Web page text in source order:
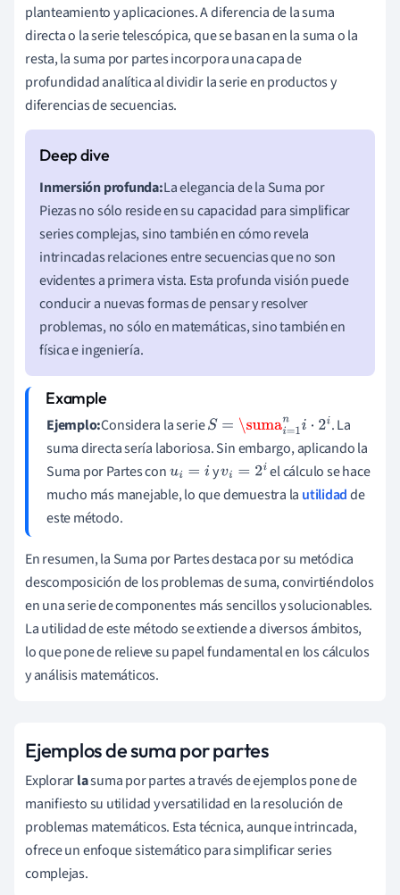
planteamiento y aplicaciones. A diferencia de la suma
directa o la serie telescópica, que se basan en la suma o la
resta, la suma por partes incorpora una capa de
profundidad analítica al dividir la serie en productos y
diferencias de secuencias.
Inmersión profunda:La elegancia de la Suma por
Piezas no sólo reside en su capacidad para simplificar
series complejas, sino también en cómo revela
intrincadas relaciones entre secuencias que no son
evidentes a primera vista. Esta profunda visión puede
conducir a nuevas formas de pensar y resolver
problemas, no sólo en matemáticas, sino también en
física e ingeniería.
Ejemplo:Considera la serieS= \sumai=1ni⋅2i
. La
suma directa sería laboriosa. Sin embargo, aplicando la
Suma por Partes conui= i yvi= 2i
el cálculo se hace
mucho más manejable, lo que demuestra la utilidadde
este método.
En resumen, la Suma por Partes destaca por su metódica
descomposición de los problemas de suma, convirtiéndolos
en una serie de componentes más sencillos y solucionables.
La utilidad de este método se extiende a diversos ámbitos,
lo que pone de relieve su papel fundamental en los cálculos
y análisis matemáticos.
Ejemplos de suma por partes
Explorarlasuma por partes a través de ejemplos pone de
manifiesto su utilidad y versatilidad en la resolución de
problemas matemáticos. Esta técnica, aunque intrincada,
ofrece un enfoque sistemático para simplificar series
complejas.